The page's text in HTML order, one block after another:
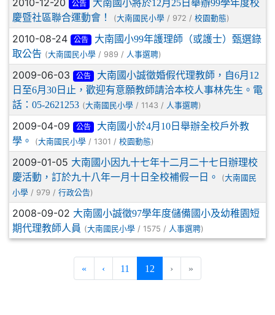
2010-12-20 公告
大南國小將於12月25日舉辦99學年度校
慶暨社區聯合運動會！
(大南國民小學 / 972 / 校園動態)
2010-08-24 公告
大南國小99年護理師（或護士）甄選錄
取公告 (大南國民小學 / 989 / 人事選聘)
2009-06-03 公告
大南國小誠徵婚假代理教師，自6月12
日至6月30日止，歡迎有意願教師請洽本校人事林先生。電
話：05-2621253 (大南國民小學 / 1143 / 人事選聘)
2009-04-09 公告
大南國小於4月10日舉辦全校戶外教
學。
(大南國民小學 / 1301 / 校園動態)
2009-01-05 大南國小因九十七年十二月二十七日辦理校
慶活動，訂於九十八年一月十日全校補假一日。
(大南國民
小學 / 979 / 行政公告)
2008-09-02 大南國小誠徵97學年度儲備國小及幼稚園短
期代理教師人員 (大南國民小學 / 1575 / 人事選聘)
« ‹ 11 12 (current)
› »